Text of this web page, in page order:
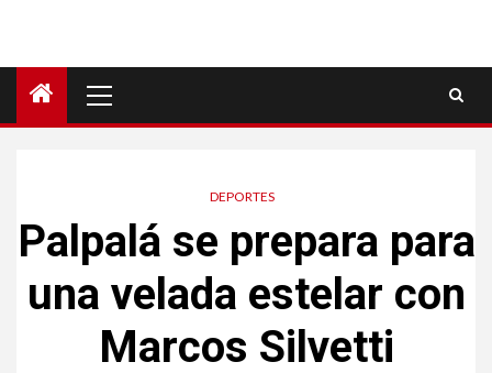
DEPORTES
Palpalá se prepara para
una velada estelar con
Marcos Silvetti